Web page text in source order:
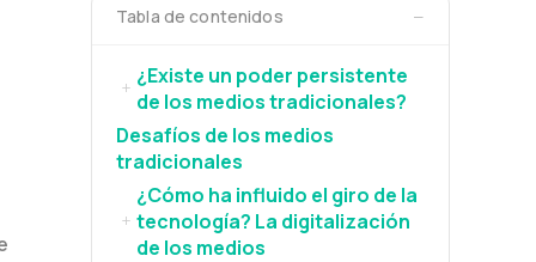
Tabla de contenidos −
+ ¿Existe un poder persistente
de los medios tradicionales?
Desafíos de los medios
tradicionales
+
¿Cómo ha influido el giro de la
tecnología? La digitalización
de los medios